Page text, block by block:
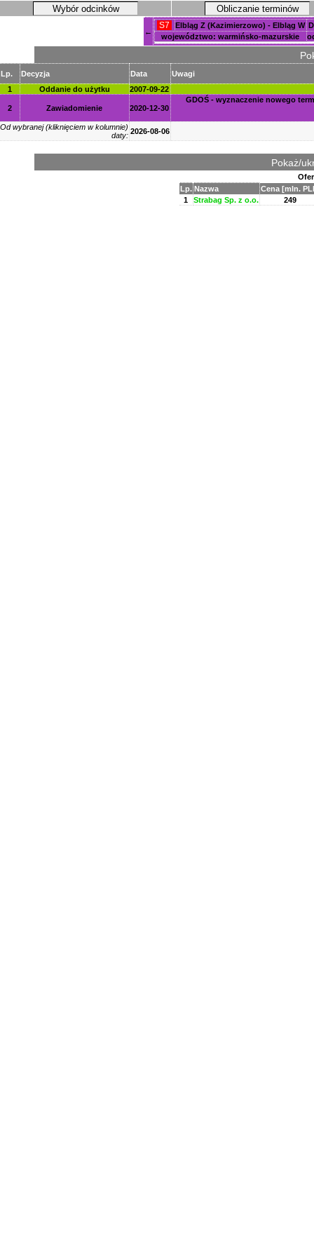
Wybór odcinków Obliczanie terminów
←
S7 Elbląg Z (Kazimierzowo) - Elbląg W
województwo: warmińsko-mazurskie
Lp. Decyzja Data
Uwagi
1
Oddanie do użytku 2007-09-22
2 Zawiadomienie 2020-12-30
GDOŚ - wyznaczenie nowego
Od wybranej (kliknięciem w kolumnie)
daty: 2026-08-06
Pokaż/
Lp. Nazwa
Cena [mln.
1
Strabag Sp. z o.o. 249